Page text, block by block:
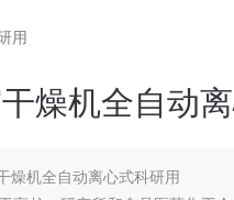
用
燥机全自动
燥机全自动离心式科研用